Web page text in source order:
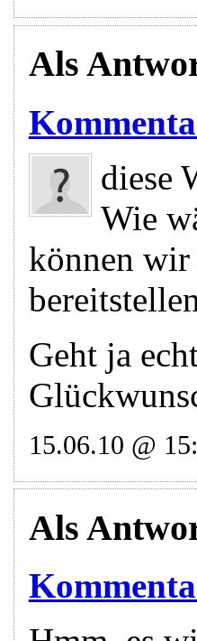
Als
diese
Wie
können wir
Geht ja
15.06.10 @
Als